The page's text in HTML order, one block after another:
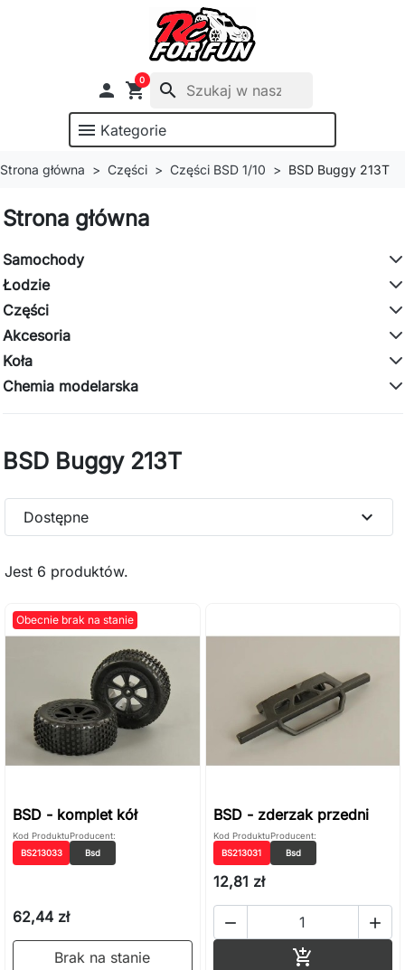
 shopping_cart
0
search
menu Kategorie
Strona główna Części Części BSD 1/10 BSD Buggy 213T
Strona główna
Samochody
Łodzie
Części
Akcesoria
Koła
Chemia modelarska
BSD Buggy 213T
Jest 6 produktów.
Dostępne expand_more
Obecnie brak na stanie
BSD - komplet kół
Kod Produktu
BS213033
Producent:
Bsd
62,44 zł
Brak na stanie
BSD - zderzak przedni
Kod Produktu
BS213031
Producent:
Bsd
12,81 zł
 
